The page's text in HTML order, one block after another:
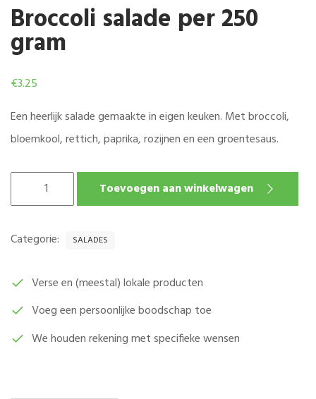
Broccoli salade per 250
gram
€3.25
Een heerlijk salade gemaakte in eigen keuken. Met broccoli,
bloemkool, rettich, paprika, rozijnen en een groentesaus.
GRAM
Toevoegen aan winkelwagen
Categorie: SALADES
Verse en (meestal) lokale producten
Voeg een persoonlijke boodschap toe
We houden rekening met specifieke wensen